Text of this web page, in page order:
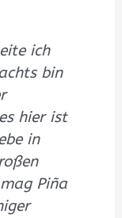
ich
bin
hier ist
in
Piña